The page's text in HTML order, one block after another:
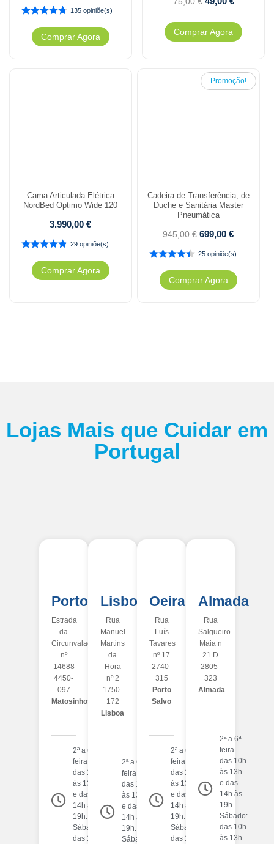
135 opiniõe(s)
Comprar Agora Comprar Agora
Cama Articulada Elétrica
NordBed Optimo Wide 120
3.990,00€
29 opiniõe(s)
Comprar Agora
Promoção!
Cadeira de Transferência, de
Duche e Sanitária Master
Pneumática
945,00€ 699,00€
25 opiniõe(s)
Comprar Agora
Lojas Mais que Cuidar em
Portugal
Porto
Estrada
da
Circunvalação
nº
14688
4450-
097
Matosinhos
2ª a 6ª
feira
das 10h
às 13h
e das
14h às
19h.
Sábado:
das 10h
Lisboa
Rua
Manuel
Martins
da
Hora
nº 2
1750-
172
Lisboa
2ª a 6ª
feira
das 10h
às 13h
e das
14h às
19h.
Sábado:
Oeiras
Rua
Luís
Tavares
nº 17
2740-
315
Porto
Salvo
2ª a 6ª
feira
das 10h
às 13h
e das
14h às
19h.
Sábado:
das 10h
Almada
Rua
Salgueiro
Maia n
21 D
2805-
323
Almada
2ª a 6ª
feira
das 10h
às 13h
e das
14h às
19h.
Sábado:
das 10h
às 13h